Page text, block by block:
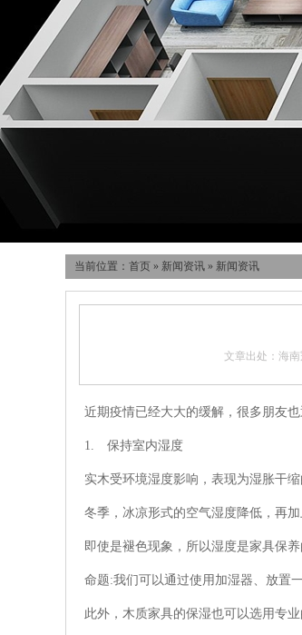
当前位置： 首页 » 新闻资讯 » 新闻资讯
文章出处：海
近期疫情已经大大的缓解，很多朋友
1. 保持室内湿度
实木受环境湿度影响，表现为湿胀干缩
冬季，冰凉形式的空气湿度降低，再
即使是褪色现象，所以湿度是家具保养
命题:我们可以通过使用加湿器、放置
此外，木质家具的保湿也可以选用专